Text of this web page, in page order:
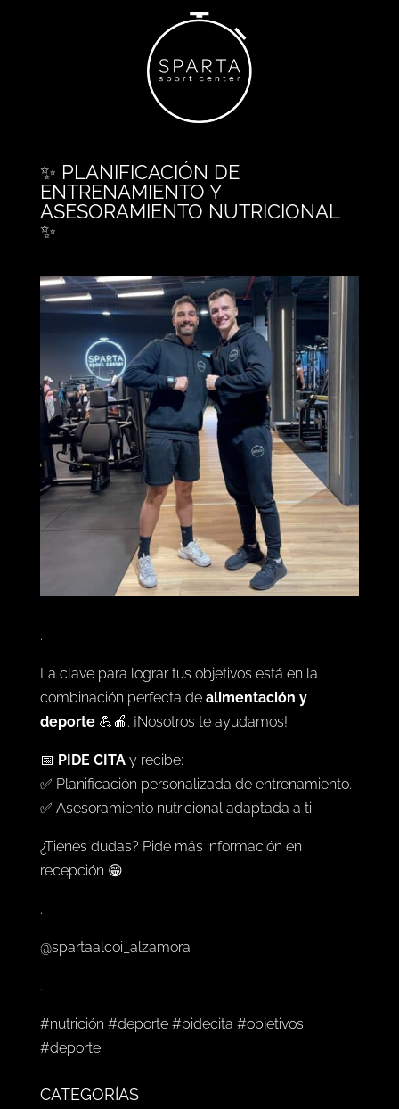
✨ PLANIFICACIÓN DE
ENTRENAMIENTO Y
ASESORAMIENTO NUTRICIONAL
✨
.
La clave para lograr tus objetivos está en la
combinación perfecta de alimentación y
deporte💪🍎. ¡Nosotros te ayudamos!
📅 PIDE CITAy recibe:
✅ Planificación personalizada de entrenamiento.
✅ Asesoramiento nutricional adaptada a ti.
¿Tienes dudas? Pide más información en
recepción 😁
.
@spartaalcoi_alzamora
.
#nutrición #deporte #pidecita #objetivos
#deporte
CATEGORÍAS